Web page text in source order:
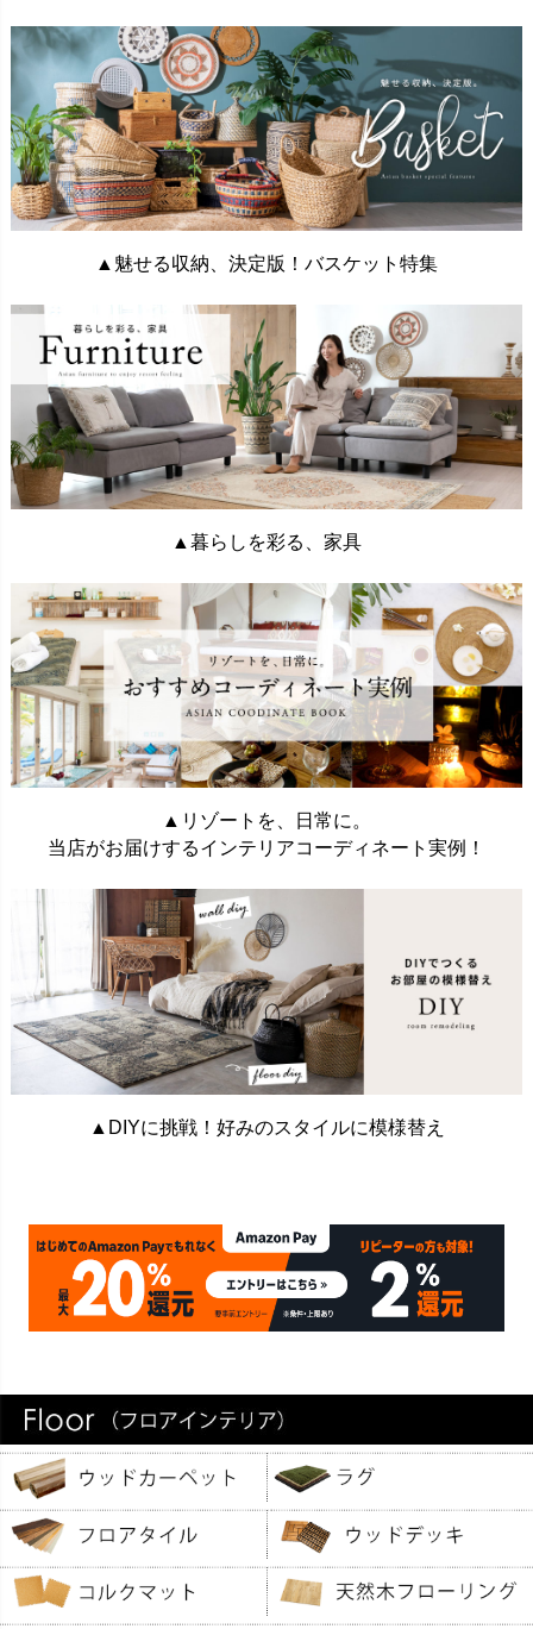
▲魅せる収納、決定版！バスケット特集
▲暮らしを彩る、家具
▲リゾートを、日常に。
当店がお届けするインテリアコーディネート実例！
▲DIYに挑戦！好みのスタイルに模様替え